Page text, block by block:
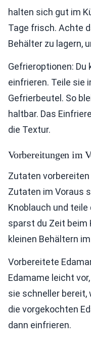
halten sich gut im
Tage frisch. Achte
Behälter zu lagern,
Gefrieroptionen: Du
einfrieren. Teile sie
Gefrierbeutel. So
haltbar. Das
die Textur.
Vorbereitungen im
Zutaten vorbereiten
Zutaten im Voraus
Knoblauch und teile
sparst du Zeit beim
kleinen Behältern
Vorbereitete
Edamame leicht
sie schneller bereit,
die vorgekochten
dann einfrieren.